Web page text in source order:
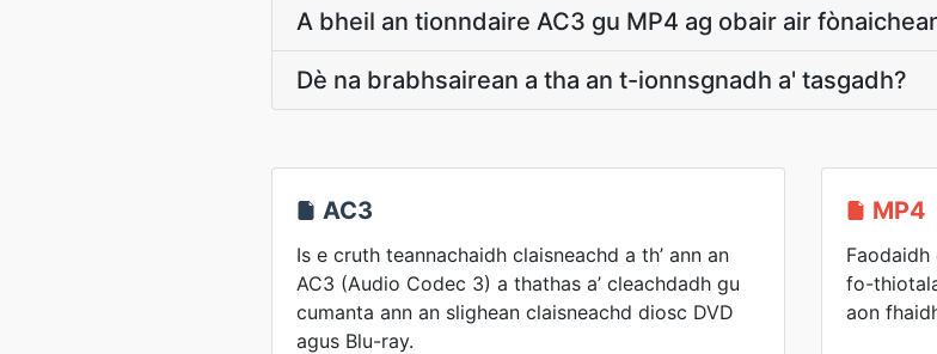
A bheil an tionndaire AC3 gu MP4 ag obair air
Dè na brabhsairean a tha an t-ionnsgnadh a' tasgadh?
AC3
Is e cruth teannachaidh claisneachd a th’ ann an
AC3 (Audio Codec 3) a thathas a’ cleachdadh gu
cumanta ann an slighean claisneachd diosc DVD
agus Blu-ray.
MP4
fo-
aon